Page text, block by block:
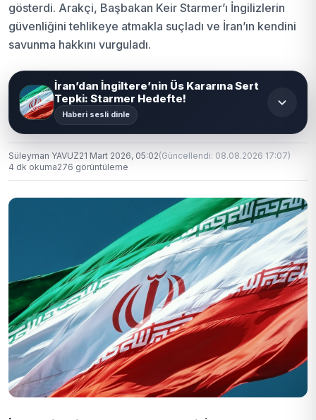
gösterdi. Arakçi, Başbakan Keir Starmer’ı İngilizlerin
güvenliğini tehlikeye atmakla suçladı ve İran’ın kendini
savunma hakkını vurguladı.
İran’dan İngiltere’nin Üs Kararına Sert
Tepki: Starmer Hedefte!
Haberi sesli dinle
Süleyman YAVUZ21 Mart 2026, 05:02(Güncellendi: 08.08.2026 17:07)
4 dk okuma276 görüntüleme